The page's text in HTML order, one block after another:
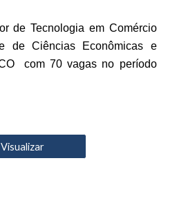
de Tecnologia em Comércio
de Ciências Econômicas e
com 70 vagas no período
Visualizar